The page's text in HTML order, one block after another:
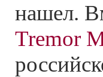
нашел.
Tremor